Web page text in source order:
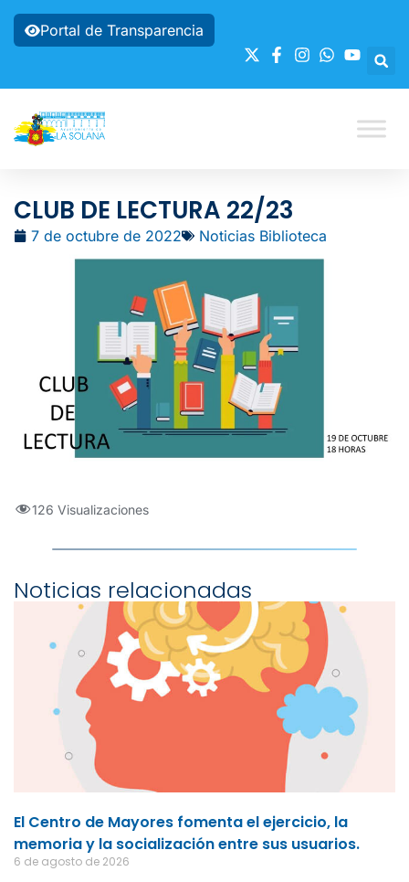
Portal de Transparencia
CLUB DE LECTURA 22/23
7 de octubre de 2022 Noticias Biblioteca
126 Visualizaciones
Noticias relacionadas
El Centro de Mayores fomenta el ejercicio, la
memoria y la socialización entre sus usuarios.
6 de agosto de 2026